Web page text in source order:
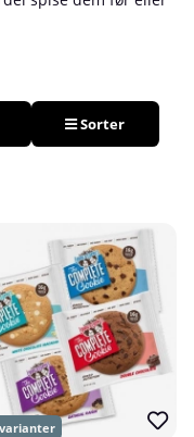
at se, hvilke
de mætter og giver
og ikke indeholder
Tillskottsbolaget finder
Sorter